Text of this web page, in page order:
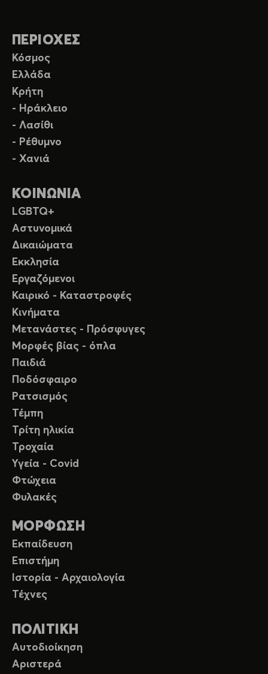
ΠΕΡΙΟΧΕΣ
Κόσμος
Ελλάδα
Κρήτη
- Ηράκλειο
- Λασίθι
- Ρέθυμνο
- Χανιά
ΚΟΙΝΩΝΙΑ
LGBTQ+
Αστυνομικά
Δικαιώματα
Εκκλησία
Εργαζόμενοι
Καιρικό - Καταστροφές
Κινήματα
Μετανάστες - Πρόσφυγες
Μορφές βίας - όπλα
Παιδιά
Ποδόσφαιρο
Ρατσισμός
Τέμπη
Τρίτη ηλικία
Τροχαία
Υγεία - Covid
Φτώχεια
Φυλακές
ΜΟΡΦΩΣΗ
Εκπαίδευση
Επιστήμη
Ιστορία - Αρχαιολογία
Τέχνες
ΠΟΛΙΤΙΚΗ
Αυτοδιοίκηση
Αριστερά